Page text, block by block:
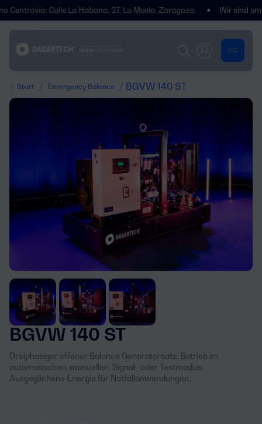
Calle La Habana, 27, La Muela, Zaragoza. Wir sind
Start / Emergency Balance / BGVW 140 ST
BGVW 140 ST
Dreiphasiger offener Balance Generatorsatz. Betrieb im
automatischen, manuellen, Signal- oder Testmodus.
Ausgeglichene Energie für Notfallanwendungen.